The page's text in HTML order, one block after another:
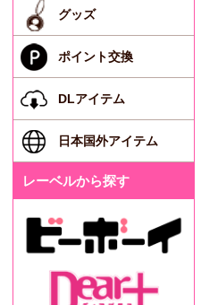
グッズ
ポイント交換
DLアイテム
日本国外アイテム
レーベルから探す